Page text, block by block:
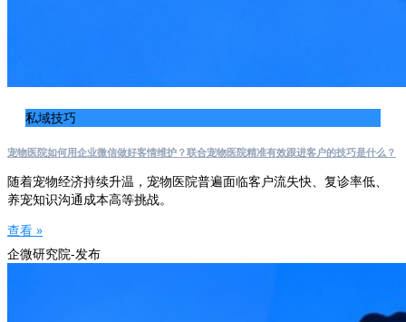
私域技巧
宠物医院如何用企业微信做好客情维护？联合宠物医院精准有效跟进客户的技巧是什么？
随着宠物经济持续升温，宠物医院普遍面临客户流失快、复诊率低、
养宠知识沟通成本高等挑战。
查看 »
企微研究院-发布